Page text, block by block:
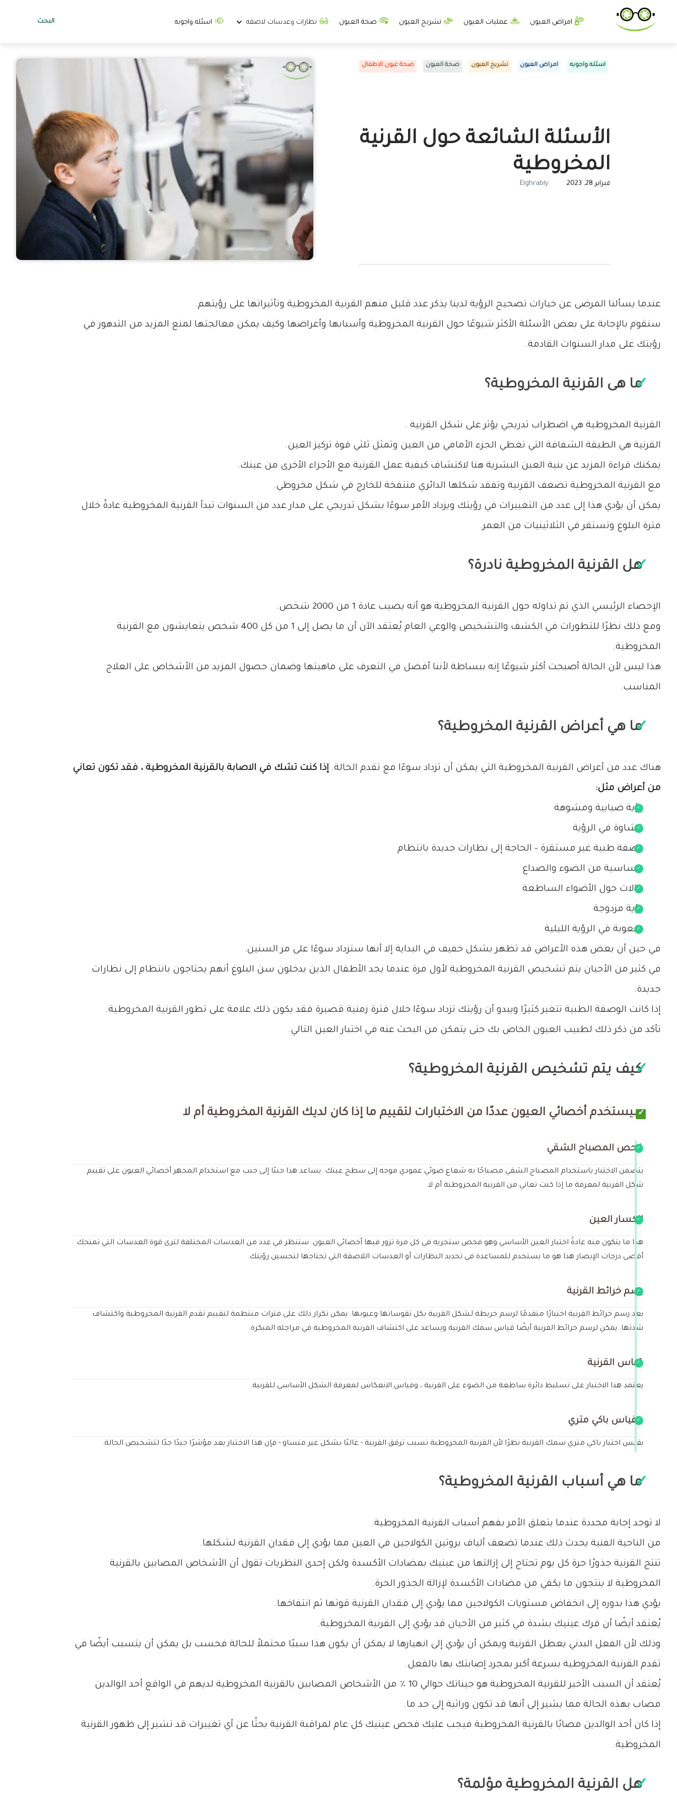
امراض العيون عمليات العيون تشريح العيون صحة العيون نظارات وعدسات لاصقه اسئله واجوبه البحث
اسئله واجوبه امراض العيون تشريح العيون صحة العيون صحة عيون الاطفال
الأسئلة الشائعة حول القرنية
المخروطية
فبراير 28, 2023 Elghrably
عندما يسألنا المرضى عن خيارات تصحيح الرؤية لدينا يذكر عدد قليل منهم القرنية المخروطية وتأثيراتها على رؤيتهم.
سنقوم بالإجابة على بعض الأسئلة الأكثر شيوعًا حول القرنية المخروطية وأسبابها وأعراضها وكيف يمكن معالجتها لمنع المزيد من التدهور في
رؤيتك على مدار السنوات القادمة.
ما هى القرنية المخروطية؟
القرنية المخروطية هي اضطراب تدريجي يؤثر على شكل القرنية .
القرنية هي الطبقة الشفافة التي تغطي الجزء الأمامي من العين وتمثل ثلثي قوة تركيز العين.
يمكنك قراءة المزيد عن بنية العين البشرية هنا لاكتشاف كيفية عمل القرنية مع الأجزاء الأخرى من عينك.
مع القرنية المخروطية تضعف القرنية وتفقد شكلها الدائري منتفخة للخارج في شكل مخروطي.
يمكن أن يؤدي هذا إلى عدد من التغييرات في رؤيتك ويزداد الأمر سوءًا بشكل تدريجي على مدار عدد من السنوات تبدأ القرنية المخروطية عادةً خلال
فترة البلوغ وتستقر في الثلاثينيات من العمر.
هل القرنية المخروطية نادرة؟
الإحصاء الرئيسي الذي تم تداوله حول القرنية المخروطية هو أنه يصيب عادة 1 من 2000 شخص.
ومع ذلك نظرًا للتطورات في الكشف والتشخيص والوعي العام يُعتقد الآن أن ما يصل إلى 1 من كل 400 شخص يتعايشون مع القرنية
المخروطية.
هذا ليس لأن الحالة أصبحت أكثر شيوعًا إنه ببساطة لأننا أفضل في التعرف على ماهيتها وضمان حصول المزيد من الأشخاص على العلاج
المناسب.
ما هي أعراض القرنية المخروطية؟
هناك عدد من أعراض القرنية المخروطية التي يمكن أن تزداد سوءًا مع تقدم الحالة. إذا كنت تشك في الاصابة بالقرنية المخروطية ، فقد تكون تعاني
من أعراض مثل:
رؤية ضبابية ومشوهة
غشاوة في الرؤية
وصفة طبية غير مستقرة - الحاجة إلى نظارات جديدة بانتظام
حساسية من الضوء والصداع
هالات حول الأضواء الساطعة
رؤية مزدوجة
صعوبة في الرؤية الليلية
في حين أن بعض هذه الأعراض قد تظهر بشكل خفيف في البداية إلا أنها ستزداد سوءًا على مر السنين.
في كثير من الأحيان يتم تشخيص القرنية المخروطية لأول مرة عندما يجد الأطفال الذين يدخلون سن البلوغ أنهم يحتاجون بانتظام إلى نظارات
جديدة.
إذا كانت الوصفة الطبية تتغير كثيرًا ويبدو أن رؤيتك تزداد سوءًا خلال فترة زمنية قصيرة فقد يكون ذلك علامة على تطور القرنية المخروطية.
تأكد من ذكر ذلك لطبيب العيون الخاص بك حتى يتمكن من البحث عنه في اختبار العين التالي.
كيف يتم تشخيص القرنية المخروطية؟
سيستخدم أخصائي العيون عددًا من الاختبارات لتقييم ما إذا كان لديك القرنية المخروطية أم لا
فحص المصباح الشقي
يتضمن الاختبار باستخدام المصباح الشقي مصباحًا به شعاع ضوئي عمودي موجه إلى سطح عينك. يساعد هذا جنبًا إلى جنب مع استخدام المجهر أخصائي العيون على تقييم
شكل القرنية لمعرفة ما إذا كنت تعاني من القرنية المخروطية أم لا.
انكسار العين
هذا ما يتكون منه عادةً اختبار العين الأساسي وهو فحص ستجريه في كل مرة تزور فيها أخصائي العيون. ستنظر في عدد من العدسات المختلفة لترى قوة العدسات التي تمنحك
أقصى درجات الإبصار هذا هو ما يستخدم للمساعدة في تحديد النظارات أو العدسات اللاصقة التي تحتاجها لتحسين رؤيتك.
رسم خرائط القرنية
يعد رسم خرائط القرنية اختبارًا متقدمًا لرسم خريطة لشكل القرنية بكل تقوساتها وعيوبها. يمكن تكرار ذلك على فترات منتظمة لتقييم تقدم القرنية المخروطية واكتشاف
شدتها. يمكن لرسم خرائط القرنية أيضًا قياس سمك القرنية ويساعد على اكتشاف القرنية المخروطية في مراحله المبكرة.
قياس القرنية
يعتمد هذا الاختبار على تسليط دائرة ساطعة من الضوء على القرنية ، وقياس الانعكاس لمعرفة الشكل الأساسي للقرنية.
مقياس باكي متري
يقيس اختبار باكي متري سمك القرنية نظرًا لأن القرنية المخروطية تسبب ترقق القرنية - غالبًا بشكل غير متساو - فإن هذا الاختبار يعد مؤشرًا جيدًا جدًا لتشخيص الحالة.
ما هي أسباب القرنية المخروطية؟
لا توجد إجابة محددة عندما يتعلق الأمر بفهم أسباب القرنية المخروطية.
من الناحية الفنية يحدث ذلك عندما تضعف ألياف بروتين الكولاجين في العين مما يؤدي إلى فقدان القرنية لشكلها.
تنتج القرنية جذورًا حرة كل يوم تحتاج إلى إزالتها من عينيك بمضادات الأكسدة ولكن إحدى النظريات تقول أن الأشخاص المصابين بالقرنية
المخروطية لا ينتجون ما يكفي من مضادات الأكسدة لإزالة الجذور الحرة.
يؤدي هذا بدوره إلى انخفاض مستويات الكولاجين مما يؤدي إلى فقدان القرنية قوتها ثم انتفاخها.
يُعتقد أيضًا أن فرك عينيك بشدة في كثير من الأحيان قد يؤدي إلى القرنية المخروطية.
وذلك لأن الفعل البدني يعطل القرنية ويمكن أن يؤدي إلى انهيارها لا يمكن أن يكون هذا سببًا محتملاً للحالة فحسب بل يمكن أن يتسبب أيضًا في
تقدم القرنية المخروطية بسرعة أكبر بمجرد إصابتك بها بالفعل.
يُعتقد أن السبب الأخير للقرنية المخروطية هو جيناتك حوالي 10 ٪ من الأشخاص المصابين بالقرنية المخروطية لديهم في الواقع أحد الوالدين
مصاب بهذه الحالة مما يشير إلى أنها قد تكون وراثية إلى حد ما.
إذا كان أحد الوالدين مصابًا بالقرنية المخروطية فيجب عليك فحص عينيك كل عام لمراقبة القرنية بحثًا عن أي تغييرات قد تشير إلى ظهور القرنية
المخروطية.
هل القرنية المخروطية مؤلمة؟